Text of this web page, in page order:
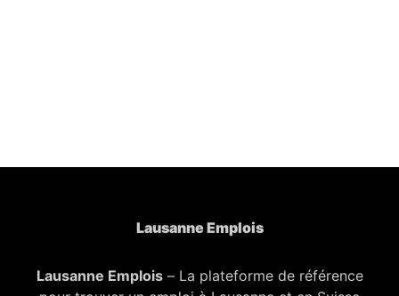
Lausanne Emplois
Lausanne Emplois– La plateforme de référence